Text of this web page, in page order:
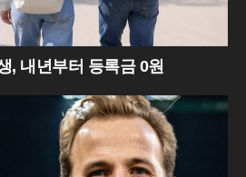
, 내년부터 등록금 0원